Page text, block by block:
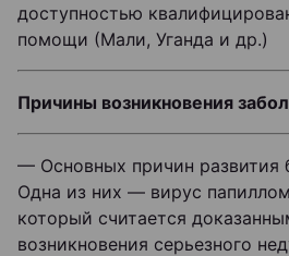
доступностью
помощи (Мали, Уганда и др.)
Причины возникновения
— Основных причин развития
Одна из них — вирус
который считается
возникновения серьезного